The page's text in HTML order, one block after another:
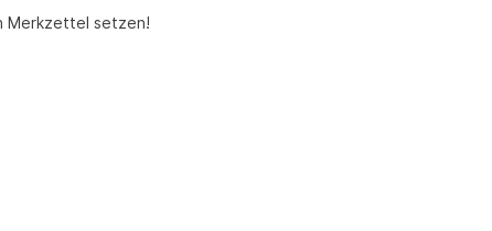
Merkzettel setzen!